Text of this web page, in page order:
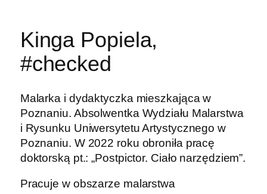
Kinga Popiela,
#checked
Malarka i dydaktyczka mieszkająca w
Poznaniu. Absolwentka Wydziału Malarstwa
i Rysunku Uniwersytetu Artystycznego w
Poznaniu. W 2022 roku obroniła pracę
doktorską pt.: „Postpictor. Ciało narzędziem”.
Pracuje w obszarze malarstwa